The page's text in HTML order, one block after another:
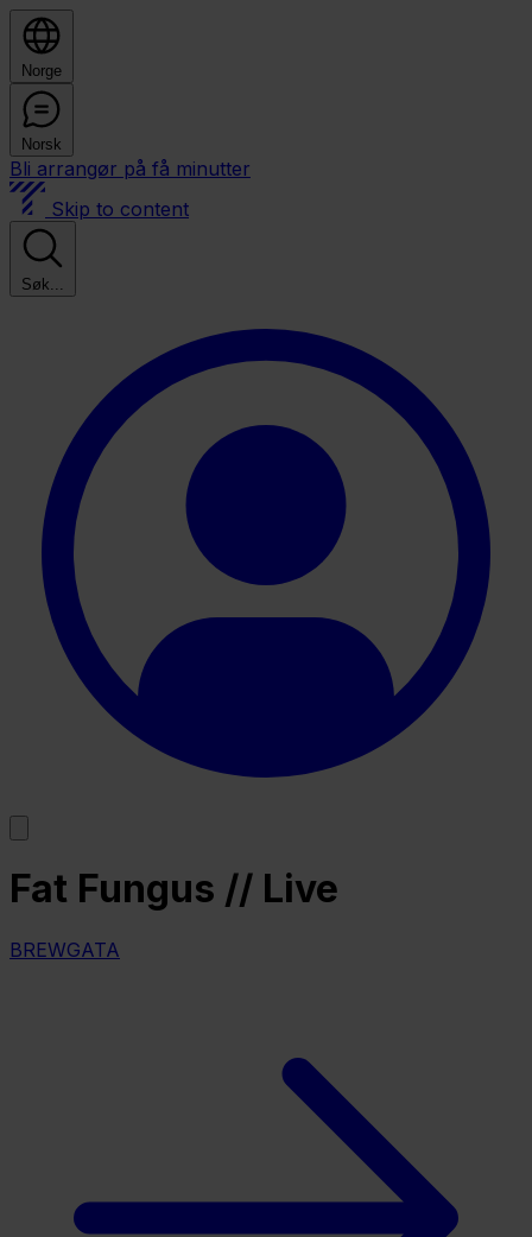
Norge
Norsk
Bli arrangør på få minutter
Skip to content
Søk...
Fat Fungus // Live
BREWGATA